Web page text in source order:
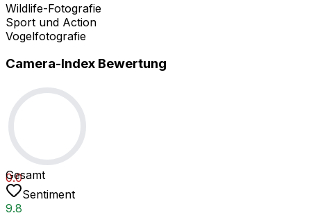
Wildlife-Fotografie
Sport und Action
Vogelfotografie
Camera-Index Bewertung
0.0
Gesamt
Sentiment
9.8